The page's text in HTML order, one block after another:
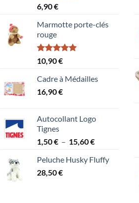
Note
4.00
5
6,90€
Marmotte porte-clés
rouge
Note5.00
sur 5
10,90€
Cadre à Médailles
16,90€
Autocollant Logo
Tignes
1,50€ – 15,60€Plage
prix :
Peluche Husky Fluffy
28,50€